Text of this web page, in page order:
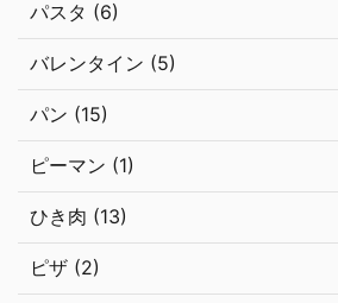
パスタ (6)
バレンタイン (5)
パン (15)
ピーマン (1)
ひき肉 (13)
ピザ (2)